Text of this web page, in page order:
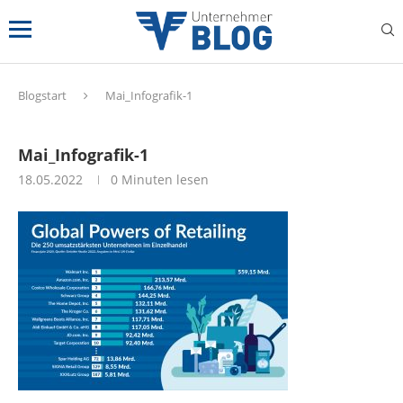
Blogstart Mai_Infografik-1
Mai_Infografik-1
18.05.2022 0 Minuten lesen